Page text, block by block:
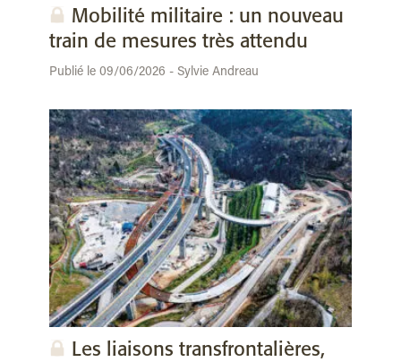
Mobilité militaire : un nouveau
train de mesures très attendu
Publié le 09/06/2026 - Sylvie Andreau
Les liaisons transfrontalières,